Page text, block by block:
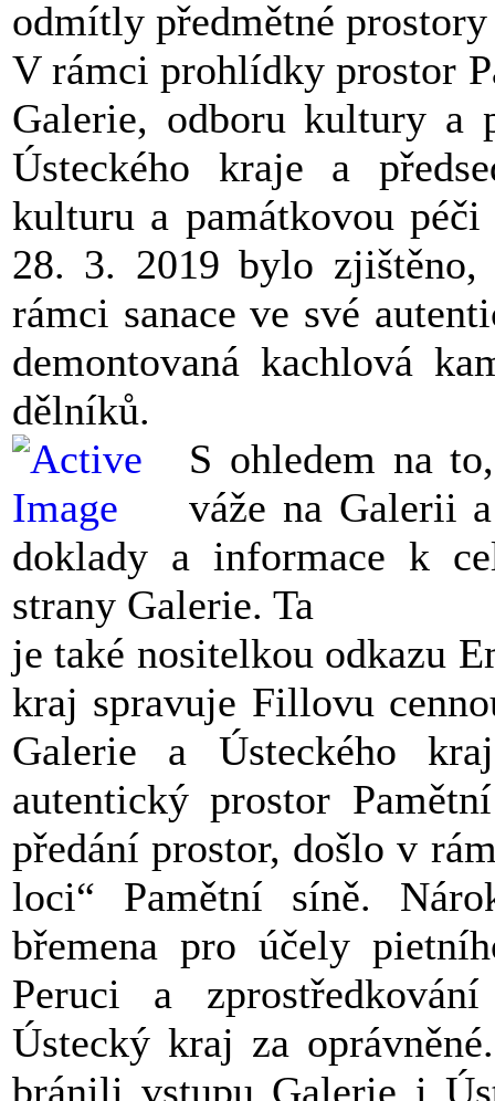
odmítly předmětné
V rámci prohlídky prostor
Galerie, odboru kultury a
Ústeckého kraje a
kulturu a památkovou
28. 3. 2019 bylo
rámci sanace ve své
demontovaná kachlová
dělníků.
S ohledem na
váže na Galerii
doklady a informace k
strany Galerie. Ta
je také nositelkou odkazu
kraj spravuje Fillovu
Galerie a Ústeckého
autentický prostor
předání prostor, došlo v
loci“ Pamětní síně.
břemena pro účely
Peruci a
Ústecký kraj za
bránili vstupu Galerie i